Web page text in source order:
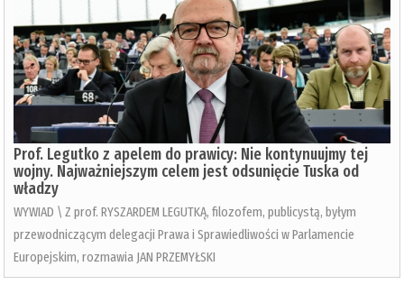
Prof. Legutko z apelem do prawicy: Nie kontynuujmy tej
wojny. Najważniejszym celem jest odsunięcie Tuska od
władzy
WYWIAD \ Z prof. RYSZARDEM LEGUTKĄ, filozofem, publicystą, byłym
przewodniczącym delegacji Prawa i Sprawiedliwości w Parlamencie
Europejskim, rozmawia JAN PRZEMYŁSKI